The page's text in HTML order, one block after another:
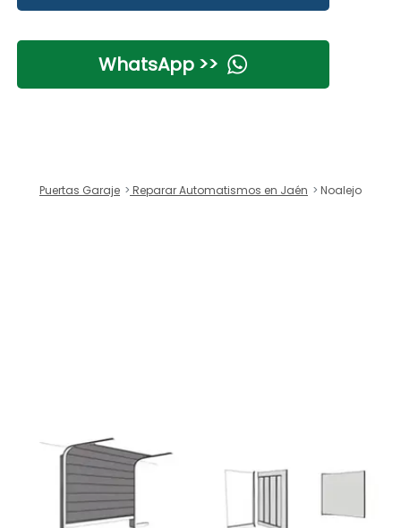
WhatsApp >>
Puertas Garaje Reparar Automatismos en Jaén Noalejo